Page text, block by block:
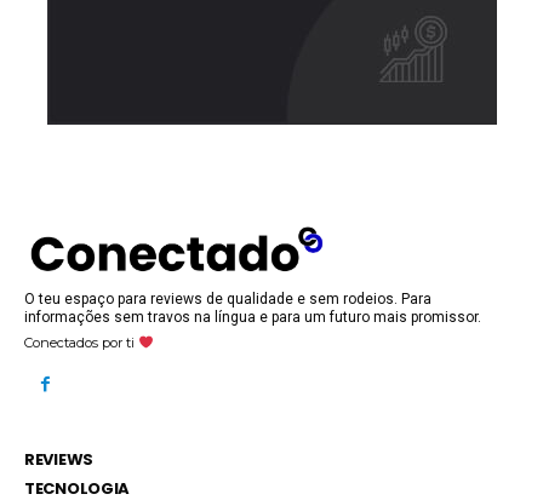
O teu espaço para reviews de qualidade e sem rodeios. Para
informações sem travos na língua e para um futuro mais promissor.
Conectados por ti
REVIEWS
TECNOLOGIA